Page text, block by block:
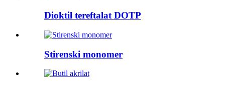
Dioktil tereftalat DOTP
Stirenski monomer